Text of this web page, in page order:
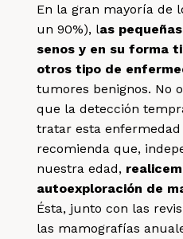
En la gran mayoría de
un 90%), las
senos y en su forma
otros tipo de
tumores benignos. No
que la detección
tratar esta enfermedad
recomienda que,
nuestra edad,
autoexploración de
Ésta, junto con las
las mamografías